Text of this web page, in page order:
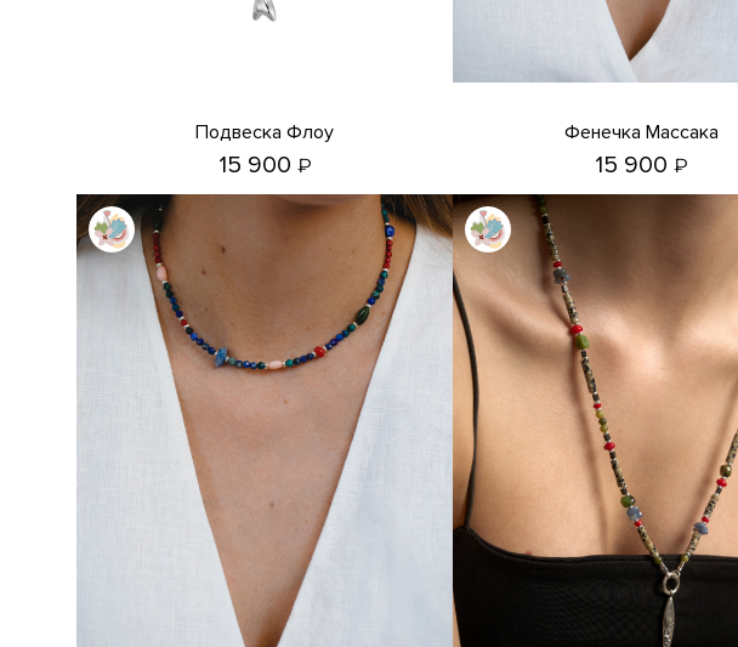
Подвеска Флоу
15 900 ₽
Фенечка Массака
15 900 ₽